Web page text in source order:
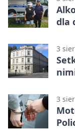
dla
3
3